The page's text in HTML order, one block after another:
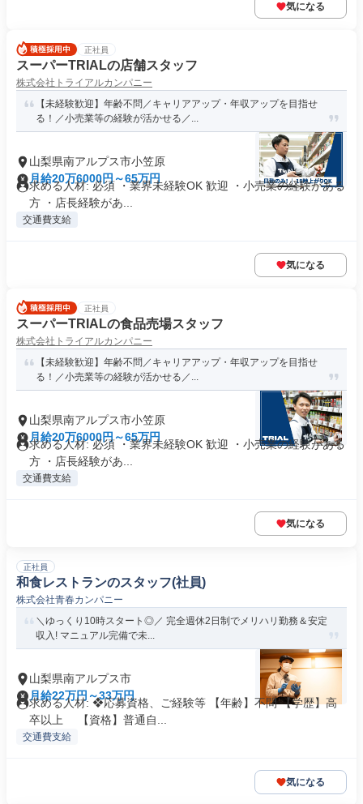
気になる
正社員
スーパーTRIALの店舗スタッフ
株式会社トライアルカンパニー
【未経験歓迎】年齢不問／キャリアアップ・年収アップを目指せ
る！／小売業等の経験が活かせる／...
山梨県南アルプス市小笠原
月給20万6000円～65万円
求める人材: 必須 ・業界未経験OK 歓迎 ・小売業の経験がある
方 ・店長経験があ...
交通費支給
気になる
正社員
スーパーTRIALの食品売場スタッフ
株式会社トライアルカンパニー
【未経験歓迎】年齢不問／キャリアアップ・年収アップを目指せ
る！／小売業等の経験が活かせる／...
山梨県南アルプス市小笠原
月給20万6000円～65万円
求める人材: 必須 ・業界未経験OK 歓迎 ・小売業の経験がある
方 ・店長経験があ...
交通費支給
気になる
正社員
和食レストランのスタッフ(社員)
株式会社青春カンパニー
＼ゆっくり10時スタート◎／ 完全週休2日制でメリハリ勤務＆安定
収入! マニュアル完備で未...
山梨県南アルプス市
月給22万円～33万円
求める人材: ❖応募資格、ご経験等 【年齢】不問 【学歴】高
卒以上 【資格】普通自...
交通費支給
気になる